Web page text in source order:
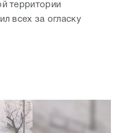
территории
всех за огласку